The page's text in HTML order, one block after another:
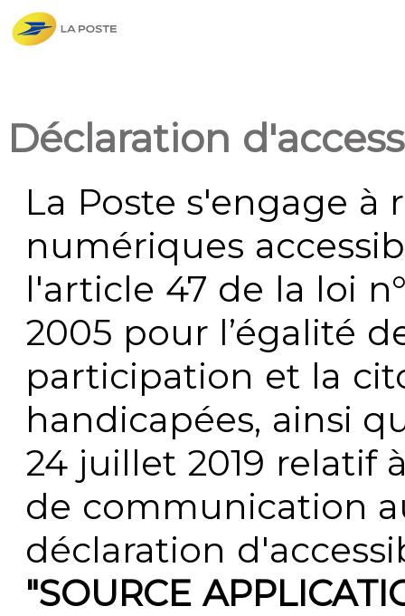
Déclaration
La Poste s'engage à
numériques
l'article 47 de la loi
2005 pour l’égalité
participation et la
handicapées, ainsi
24 juillet 2019 relatif
de communication
déclaration
"SOURCE